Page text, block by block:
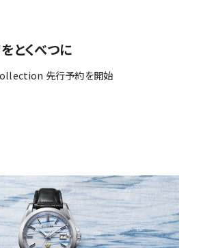
とくべつに
先行予約を開始